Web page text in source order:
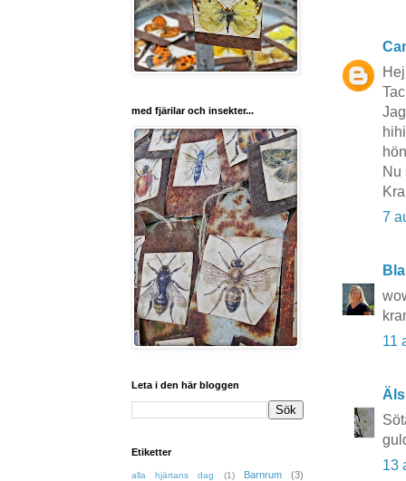
Nu
7
11
13
med fjärilar och insekter...
Leta i den här bloggen
Etiketter
alla hjärtans dag (1) Barnrum (3)